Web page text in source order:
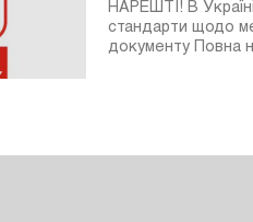
НАРЕШТІ! В
стандарти щодо
документу Повна